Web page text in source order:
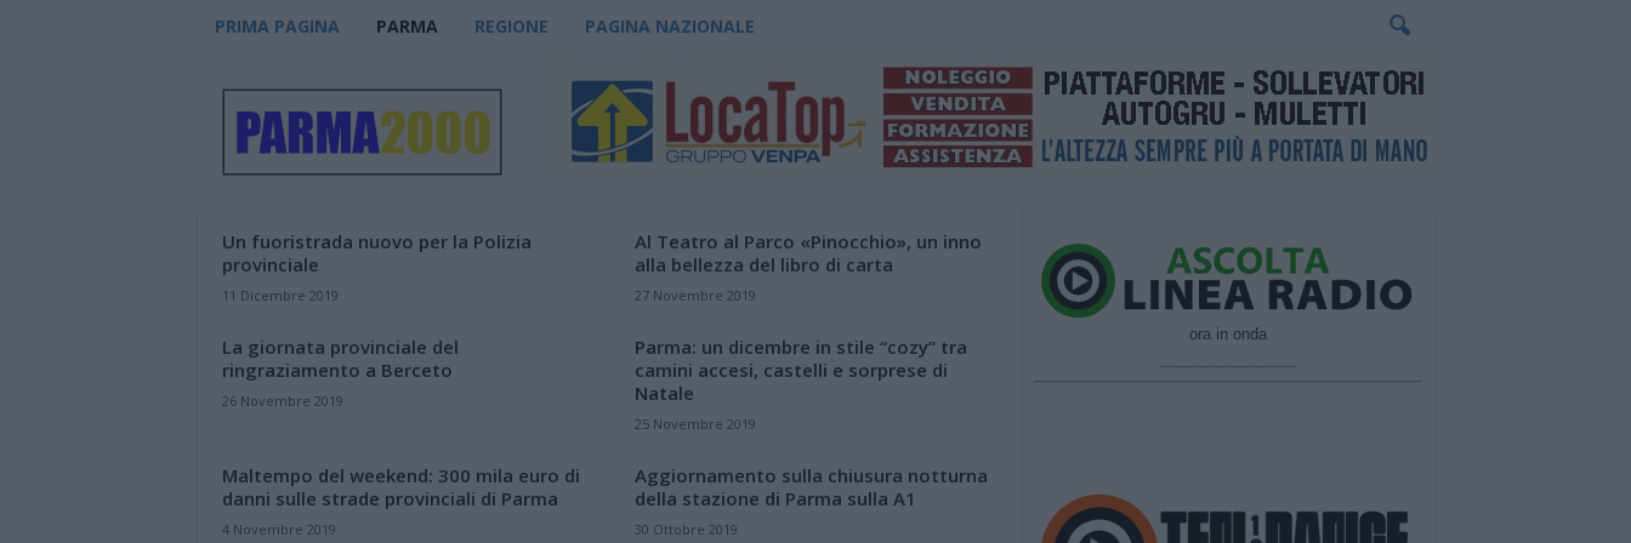
PRIMA PAGINA PARMA REGIONE PAGINA NAZIONALE
Un fuoristrada nuovo per la Polizia
provinciale
11 Dicembre 2019
Al Teatro al Parco «Pinocchio», un inno
alla bellezza del libro di carta
27 Novembre 2019
La giornata provinciale del
ringraziamento a Berceto
26 Novembre 2019
Parma: un dicembre in stile “cozy” tra
camini accesi, castelli e sorprese di
Natale
25 Novembre 2019
Maltempo del weekend: 300 mila euro di
danni sulle strade provinciali di Parma
4 Novembre 2019
Aggiornamento sulla chiusura notturna
della stazione di Parma sulla A1
30 Ottobre 2019
ora in onda